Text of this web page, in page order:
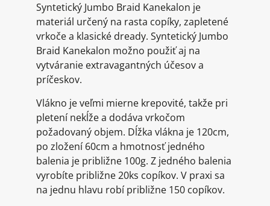
Syntetický Jumbo Braid Kanekalon je
materiál určený na rasta copíky, zapletené
vrkoče a klasické dready. Syntetický Jumbo
Braid Kanekalon možno použiť aj na
vytváranie extravagantných účesov a
príčeskov.
Vlákno je veľmi mierne krepovité, takže pri
pletení nekĺže a dodáva vrkočom
požadovaný objem. Dĺžka vlákna je 120cm,
po zložení 60cm a hmotnosť jedného
balenia je približne 100g. Z jedného balenia
vyrobíte približne 20ks copíkov. V praxi sa
na jednu hlavu robí približne 150 copíkov.